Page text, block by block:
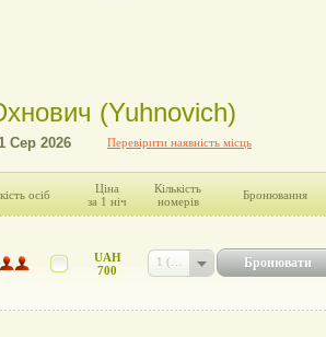
(Yuhnovich)
Перевірити наявність місць
осіб
Ціна
за 1 ніч
Кількість
номерів
Бронювання
UAH
700
Бронювати